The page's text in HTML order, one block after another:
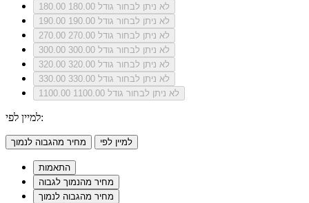
180.00
לא ניתן לבחור גודל 180.00
190.00
לא ניתן לבחור גודל 190.00
270.00
לא ניתן לבחור גודל 270.00
300.00
לא ניתן לבחור גודל 300.00
320.00
לא ניתן לבחור גודל 320.00
330.00
לא ניתן לבחור גודל 330.00
1100.00
לא ניתן לבחור גודל 1100.00
למיין לפי:
מחיר מהגבוה לנמוך למיין לפי
התאמות
מחיר מהנמוך לגבוה
מחיר מהגבוה לנמוך